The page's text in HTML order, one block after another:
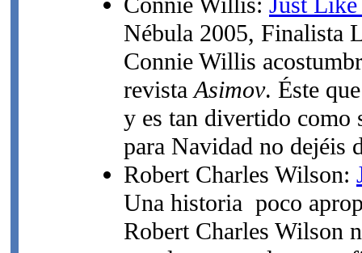
Nébula 2005, Finalista
Connie Willis
revista Asimov. Éste
y es tan divertido como
para Navidad no dejéis
Robert Charles Wilson:
Una historia poco
Robert Charles Wilson